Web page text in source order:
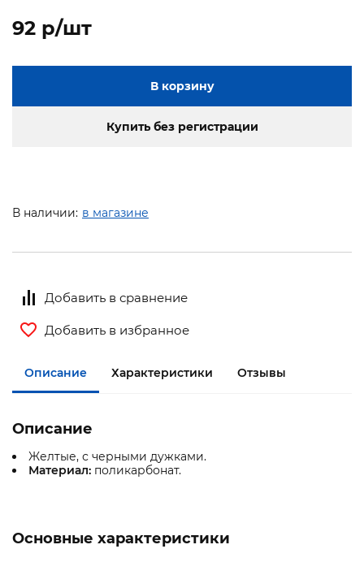
92 p/шт
В корзину
Купить без регистрации
В наличии: в магазине
Добавить в сравнение
Добавить в избранное
Описание Характеристики Отзывы
Описание
Желтые, с черными дужками.
Материал: поликарбонат.
Основные характеристики